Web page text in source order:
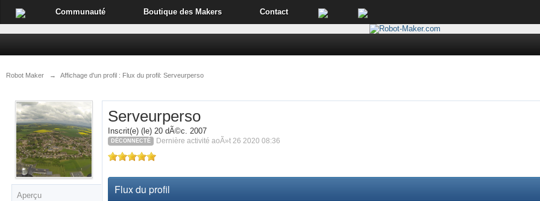
Communauté Boutique des Makers Contact
Robot Maker → Affichage d'un profil : Flux du profil: Serveurperso
Aperçu
Serveurperso
Inscrit(e) (le) 20 dÃ©c. 2007
DÉCONNECTÉ Dernière activité aoÃ»t 26 2020 08:36
Flux du profil